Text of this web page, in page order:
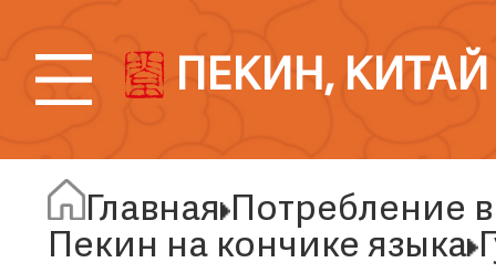
ПЕКИН, КИТАЙ
Главная Потребление
Пекин на кончике языка